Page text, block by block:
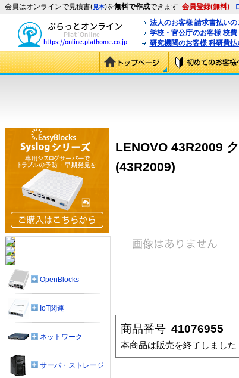
会員はオンラインで見積書(見本)を無料で作成できます 会員登録(無料)
法人のお客様 請求書払いの
学校・官公庁のお客様 校
研究機関のお客様 科研費
LENOVO 43R2009
(43R2009)
商品番号 41076955
本商品は販売を終了しました
OpenBlocks
IoT関連
ネットワーク
サーバ・ストレージ